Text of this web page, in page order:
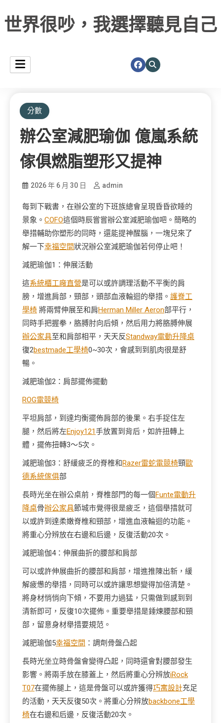
世界很吵，我選擇聽見自己
分數
辦公室減肥瑜伽 億嵐系統
傢俱燃脂塑形又提神
2026 年 6 月 30 日 admin
每到下戰書，在辦公室的下班族總會呈現昏昏欲睡的
景象。 COFO這個時辰嘗嘗辦公室減肥瑜伽吧。簡略的
舉措輔助你塑形的同時，還能提神醒腦，一塊兒來了
解一下幸福空間狀況辦公室減肥瑜伽若何停止吧！
減肥瑜伽1：伸展活動
這系統櫃工廠直營是可以或許調理活動不平衡的肩
膀，增進肩部，頸部，頭部血液輪迴的舉措。 護脊工
學椅 將兩臂伸展至和肩Herman Miller Aeron部平行，
同時手把握拳，胳膊肘向后傾，然后用力將胳膊伸展
辦公家具至和肩部相平，天天反Standway電動升降桌
復2bestmade工學椅0~30次，會感到到肌肉很是舒
暢。
減肥瑜伽2：肩部擺佈擺動
ROG電競椅
平坦肩部，到達均衡擺佈肩部的後果。右手捉住左
腿，然后將左Enjoy121手放置到背后，如許扭轉上
體，擺佈扭轉3～5次。
減肥瑜伽3：舒緩疲乏的脊椎和Razer雷蛇電競椅頸歐
德系統傢俱部
長時光坐在辦公桌前，脊椎部門的每一個Funte電動升
降桌骨辦公家具節城市覺得很是疲乏，這個舉措就可
以或許到達柔嫩脊椎和頸部，增進血液輪迴的功能。
將重心分辨放在右邊和后邊，反復活動20次。
減肥瑜伽4：伸展曲折的腰部和肩部
可以或許伸展曲折的腰部和肩部，增進推陳出新，緩
解疲憊的舉措，同時可以或許讓思想變得加倍清楚。
將身材悄悄向下傾，不要用力過猛，只需做到感到到
清新即可，反復10次擺佈。重要舉措是錘煉腰部和頸
部，留意身材舉措要規范。
減肥瑜伽5幸福空間 ：調劑骨盤凸起
長時光坐立時骨盤會變得凸起，同時還會對腰部發生
影響。將兩手放在膝蓋上，然后將重心分辨放iRock
T07在擺佈腿上，這是骨盤可以或許獲得巧寓設計充足
的活動，天天反復50次。將重心分辨放backbone工學
椅在右邊和后邊，反復活動20次。